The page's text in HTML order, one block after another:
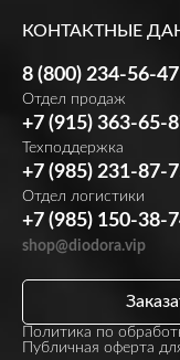
КОНТАКТНЫЕ
8 (800) 234-56-47
Отдел продаж
+7 (915) 363-65-
Техподдержка
+7 (985) 231-87-
Отдел логистики
+7 (985) 150-38-
shop@diodora.vip
Политика по
Публичная оферта